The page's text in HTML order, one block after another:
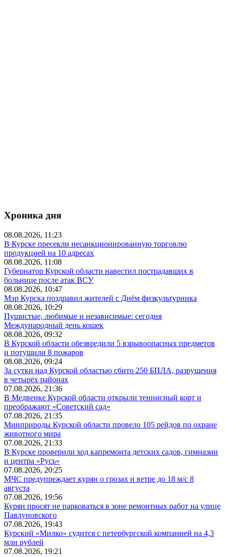
Хроника дня
08.08.2026, 11:23
В Курске пресекли несанкционированную торговлю
продукцией на 10 адресах
08.08.2026, 11:08
Губернатор Курской области навестил пострадавших в
больнице после атак ВСУ
08.08.2026, 10:47
Мэр Курска поздравил жителей с Днём физкультурника
08.08.2026, 10:29
Пушистые, любимые и независимые: сегодня
Международный день кошек
08.08.2026, 09:32
В Курской области обезвредили 5 взрывоопасных предметов
и потушили 8 пожаров
08.08.2026, 09:24
За сутки над Курской областью сбито 250 БПЛА, разрушения
в четырёх районах
07.08.2026, 21:36
В Медвенке Курской области открыли теннисный корт и
преображают «Советский сад»
07.08.2026, 21:35
Минприроды Курской области провело 105 рейдов по охране
животного мира
07.08.2026, 21:33
В Курске проверили ход капремонта детских садов, гимназии
и центра «Русь»
07.08.2026, 20:25
МЧС предупреждает курян о грозах и ветре до 18 м/с 8
августа
07.08.2026, 19:56
Курян просят не парковаться в зоне ремонтных работ на улице
Павлуновского
07.08.2026, 19:43
Курский «Милко» судится с петербургской компанией на 4,3
млн рублей
07.08.2026, 19:21